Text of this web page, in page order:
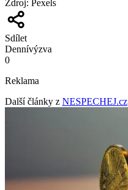
Zdroj: Pexels
Sdílet
Dennívýzva
0
Reklama
Další články z NESPECHEJ.cz